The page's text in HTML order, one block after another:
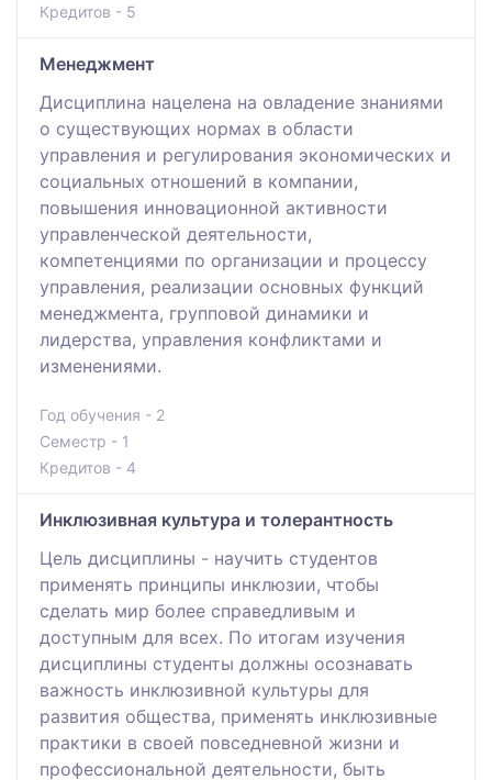
Кредитов - 5
Менеджмент
Дисциплина нацелена на овладение знаниями
о существующих нормах в области
управления и регулирования экономических и
социальных отношений в компании,
повышения инновационной активности
управленческой деятельности,
компетенциями по организации и процессу
управления, реализации основных функций
менеджмента, групповой динамики и
лидерства, управления конфликтами и
изменениями.
Год обучения - 2
Семестр - 1
Кредитов - 4
Инклюзивная культура и толерантность
Цель дисциплины - научить студентов
применять принципы инклюзии, чтобы
сделать мир более справедливым и
доступным для всех. По итогам изучения
дисциплины студенты должны осознавать
важность инклюзивной культуры для
развития общества, применять инклюзивные
практики в своей повседневной жизни и
профессиональной деятельности, быть